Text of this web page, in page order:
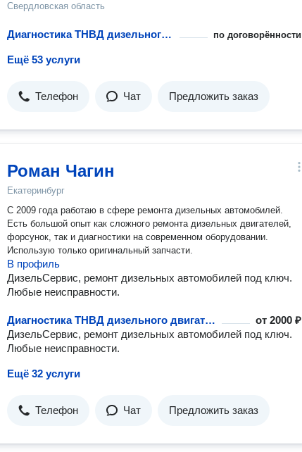
Свердловская область
Диагностика ТНВД дизельного двигателя по договорённости
Ещё 53 услуги
Телефон Чат Предложить заказ
Роман Чагин
Екатеринбург
С 2009 года работаю в сфере ремонта дизельных автомобилей.
Есть большой опыт как сложного ремонта дизельных двигателей,
форсунок, так и диагностики на современном оборудовании.
Использую только оригинальный запчасти.
В профиль
ДизельСервис, ремонт дизельных автомобилей под ключ.
Любые неисправности.
Диагностика ТНВД дизельного двигателя от2000 ₽
ДизельСервис, ремонт дизельных автомобилей под ключ.
Любые неисправности.
Ещё 32 услуги
Телефон Чат Предложить заказ